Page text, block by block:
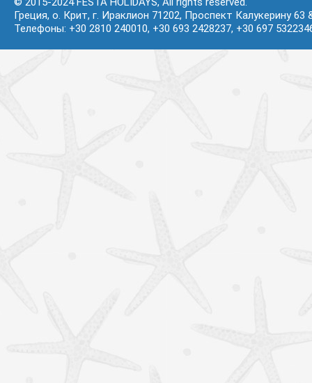
Греция, о. Крит, г. Ираклион 71202, Проспект Калукерину 63
Телефоны: +30 2810 240010, +30 693 2428237, +30 697